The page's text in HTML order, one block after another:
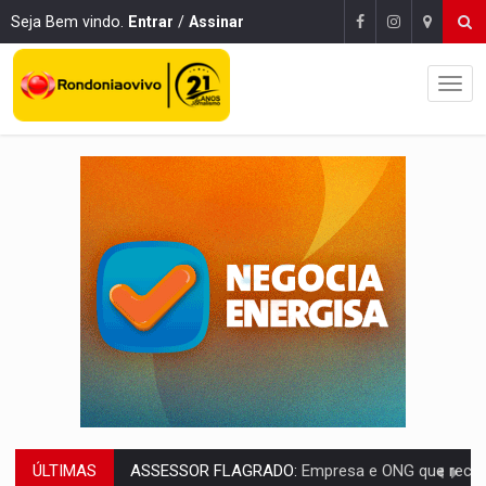
Seja Bem vindo. Entrar / Assinar
ÚLTIMAS INFLUENCIARIA ELEIÇÕES:Justiça Eleitoral manda tirar vídeo com suposta